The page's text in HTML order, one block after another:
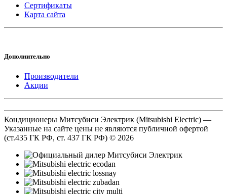
Сертификаты
Карта сайта
Дополнительно
Производители
Акции
Кондиционеры Митсубиси Электрик (Mitsubishi Electric) —
Указанные на сайте цены не являются публичной офертой
(ст.435 ГК РФ, cт. 437 ГК РФ) © 2026